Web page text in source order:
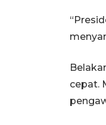
cepat.